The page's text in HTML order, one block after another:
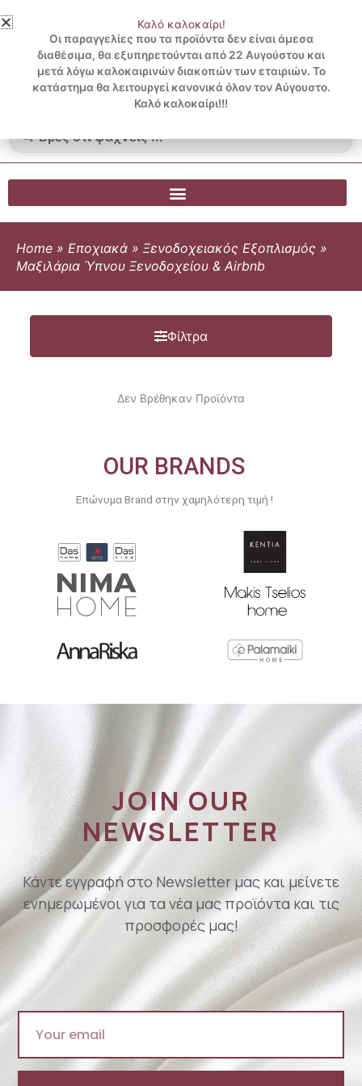
στο
περιεχόμενο
3 ΔΟΣΕΙΣ ΧΩΡΙΣ ΠΙΣΤΩΤΙΚΗ ΜΕ KLARNA
...
Λογαριασμός
Blog
0.00€
0
Cart
Home » Εποχιακά » Ξενοδοχειακός Εξοπλισμός »
Μαξιλάρια Ύπνου Ξενοδοχείου & Airbnb
Φίλτρα
Δεν Βρέθηκαν Προϊόντα
OUR BRANDS
Επώνυμα Brand στην χαμηλότερη τιμή !
JOIN OUR
NEWSLETTER
Κάντε εγγραφή στο Newsletter μας και μείνετε
ενημερωμένοι για τα νέα μας προϊόντα και τις
προσφορές μας!
Καλό καλοκαίρι!
Οι παραγγελίες που τα προϊόντα δεν είναι άμεσα
διαθέσιμα, θα εξυπηρετούνται από 22 Αυγούστου και
μετά λόγω καλοκαιρινών διακοπών των εταιριών. Το
κατάστημα θα λειτουργεί κανονικά όλον τον Αύγουστο.
Καλό καλοκαίρι!!!